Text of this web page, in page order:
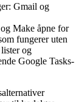
Gmail og
Make åpne for
fungerer uten
og
Google Tasks-